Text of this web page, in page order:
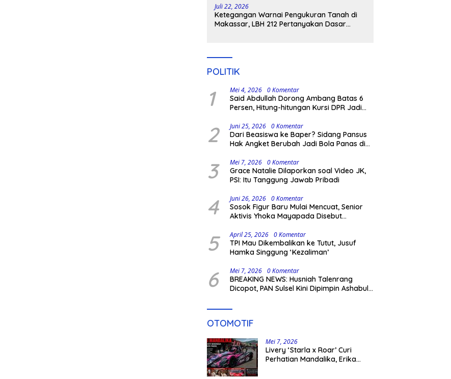
Juli 22, 2026
Ketegangan Warnai Pengukuran Tanah di
Makassar, LBH 212 Pertanyakan Dasar
POLITIK
1 Mei 4, 2026 0 Komentar
Said Abdullah Dorong Ambang Batas 6
Persen, Hitung-hitungan Kursi DPR Jadi
2 Juni 25, 2026 0 Komentar
Dari Beasiswa ke Baper? Sidang Pansus
Hak Angket Berubah Jadi Bola Panas di
3 Mei 7, 2026 0 Komentar
Grace Natalie Dilaporkan soal Video JK,
PSI: Itu Tanggung Jawab Pribadi
4 Juni 26, 2026 0 Komentar
Sosok Figur Baru Mulai Mencuat, Senior
Aktivis Yhoka Mayapada Disebut
pada Pilkada 2029
5 April 25, 2026 0 Komentar
TPI Mau Dikembalikan ke Tutut, Jusuf
Hamka Singgung ‘Kezaliman’
6 Mei 7, 2026 0 Komentar
BREAKING NEWS: Husniah Talenrang
Dicopot, PAN Sulsel Kini Dipimpin Ashabul
OTOMOTIF
Mei 7, 2026
Livery ‘Starla x Roar’ Curi
Perhatian Mandalika, Erika